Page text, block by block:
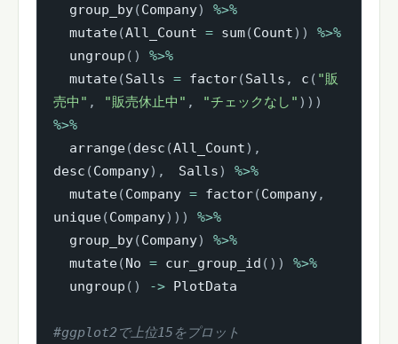
  group_by
(Company)
%>%
  mutate
(All_Count = sum(Count) )
%>%
  ungroup
( )
%>%
  mutate
(Salls = factor(Salls , c ( "販
売中" , "販売休止中" , "チェックなし" ) ) )
%>%
  arrange
(desc (All_Count) ,
desc (Company) , Salls)
%>%
  mutate
(Company = factor(Company,
unique(Company) ) )
%>%
  group_by
(Company)
%>%
  mutate
(No = cur_group_id ( ) )
%>%
  ungroup
( ) -> PlotData
#ggplot2で上位15をプロット